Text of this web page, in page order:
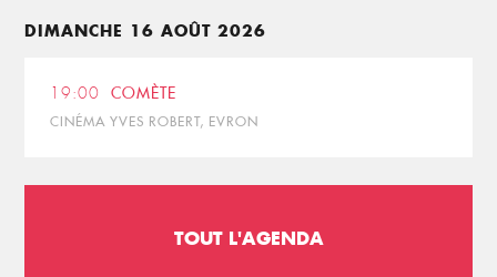
DIMANCHE 16 AOÛT 2026
19:00 COMÈTE
CINÉMA YVES ROBERT, EVRON
TOUT L'AGENDA